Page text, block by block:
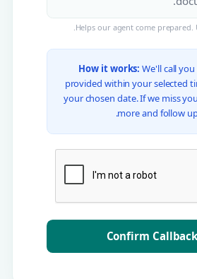
Helps our agent come prepared.
How it works: We'll call
provided within your selected
your chosen date. If we miss
more and follow
Confirm Callback